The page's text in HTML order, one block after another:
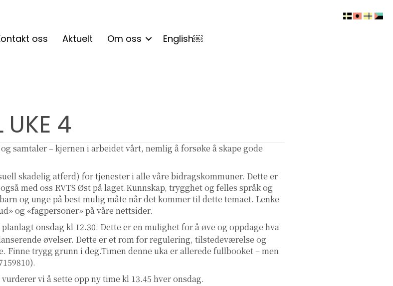
oss Aktuelt Om oss
English￼
UKE 4
samtaler – kjernen i arbeidet vårt, nemlig å forsøke å skape gode
skadelig atferd) for tjenester i alle våre bidragskommuner. Dette er
med oss RVTS Øst på laget.Kunnskap, trygghet og felles språk og
og unge på best mulig måte når det kommer til dette temaet. Lenke
og «fagpersoner» på våre nettsider.
onsdag kl 12.30. Dette er en mulighet for å øve og oppdage hva
øvelser. Dette er et rom for regulering, tilstedeværelse og
trygg grunn i deg.Timen denne uka er allerede fullbooket – men
vi å sette opp ny time kl 13.45 hver onsdag.